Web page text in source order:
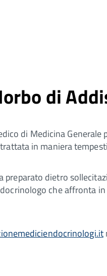
di
di Medicina Generale
in maniera
preparato dietro
che affronta